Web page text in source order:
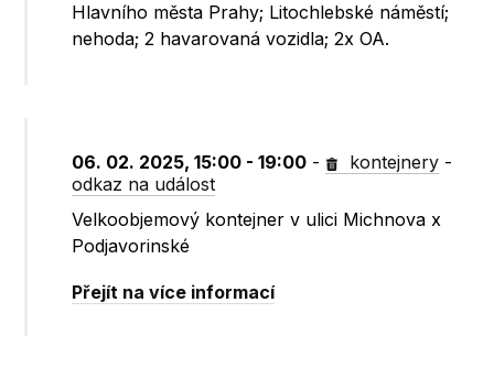
Hlavního města Prahy; Litochlebské náměstí;
nehoda; 2 havarovaná vozidla; 2x OA.
06. 02. 2025, 15:00 - 19:00 - kontejnery -
odkaz na událost
Velkoobjemový kontejner v ulici Michnova x
Podjavorinské
Přejít na více informací